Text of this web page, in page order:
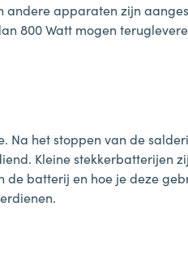
apparaten zijn
800 Watt mogen
Na het stoppen van de
Kleine stekkerbatterijen
batterij en hoe je deze